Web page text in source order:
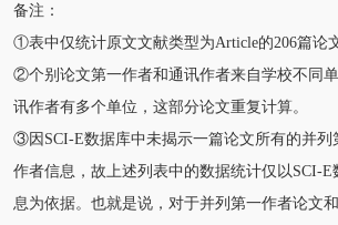
备注：
①表中仅统计原文文献类型为Article的206篇论文
②个别论文第一作者和通讯作者来自学校不同
讯作者有多个单位，这部分论文重复计算。
③因SCI-E数据库中未揭示一篇论文所有的并列
作者信息，故上述列表中的数据统计仅以SCI-
息为依据。也就是说，对于并列第一作者论文